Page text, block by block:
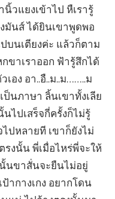
นิ้วแยงเข้าไป หืเรารู้
มันส์ ได้ยินเขาพูดพอ
บนเตียงค่ะ แล้วก็ตาม
ขาเราออก ฟ้ารู้สึกได้
อง อา..อื..ม..ม……..ม
นภาษา ลิ้นเขาทั้งเลีย
ไปเสร็จกี่ครั้งก็ไม่รู้
ปหลายที เขาก็ยังไม่
รงนั้น พี่เมื่อไหร่พี่จะให้
นขาสั่นจะยืนไม่อยู่
ากางเกง อยากโดน